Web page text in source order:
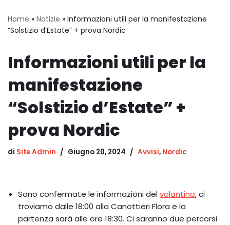
Home » Notizie » Informazioni utili per la manifestazione
“Solstizio d’Estate” + prova Nordic
Informazioni utili per la
manifestazione
“Solstizio d’Estate” +
prova Nordic
di Site Admin Giugno 20, 2024 Avvisi, Nordic
Sono confermate le informazioni delvolantino, ci
troviamo dalle 18:00 alla Canottieri Flora e la
partenza sarà alle ore 18:30. Ci saranno due percorsi